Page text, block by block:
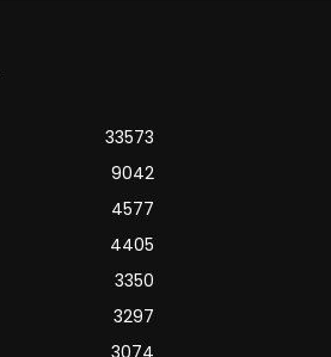
33573
9042
4577
4405
3350
3297